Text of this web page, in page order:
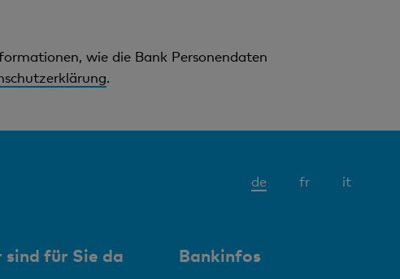
wie die Bank Personendaten
.
deAktives
fr it
sind für Sie da Bankinfos